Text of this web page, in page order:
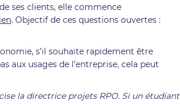
ses clients, elle commence
. Objectif de ces questions ouvertes :
s’il souhaite rapidement être
aux usages de l’entreprise, cela peut
la directrice projets RPO. Si un étudiant